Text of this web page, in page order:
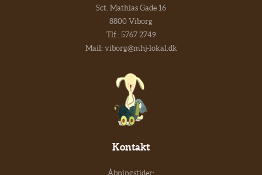
Sct. Mathias Gade 16
8800 Viborg
Tlf.: 5767 2749
Mail: viborg@mhj-lokal.dk
Kontakt
Åbningstider: